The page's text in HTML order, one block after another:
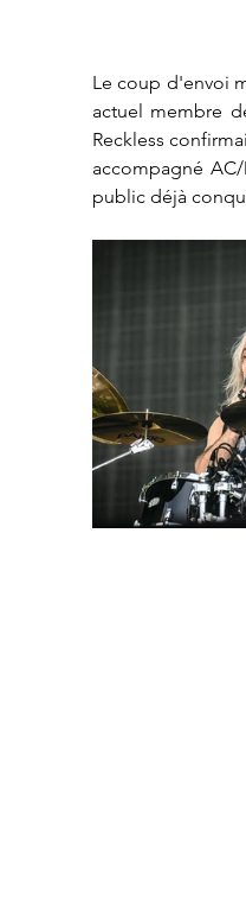
Le coup d'envoi
actuel membre
Reckless
accompagné
public déjà